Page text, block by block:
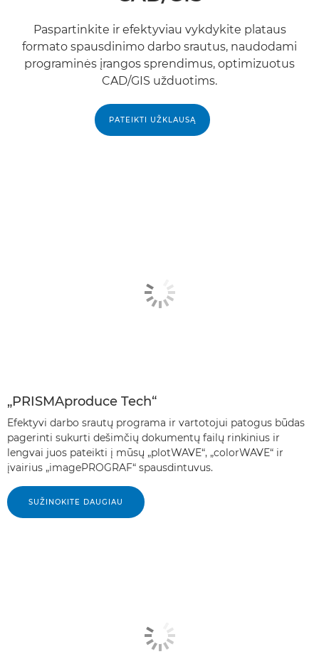
Paspartinkite ir efektyviau vykdykite plataus
formato spausdinimo darbo srautus, naudodami
programinės įrangos sprendimus, optimizuotus
CAD/GIS užduotims.
PATEIKTI UŽKLAUSĄ
„PRISMAproduce Tech“
Efektyvi darbo srautų programa ir vartotojui patogus būdas
pagerinti sukurti dešimčių dokumentų failų rinkinius ir
lengvai juos pateikti į mūsų „plotWAVE“, „colorWAVE“ ir
įvairius „imagePROGRAF“ spausdintuvus.
SUŽINOKITE DAUGIAU